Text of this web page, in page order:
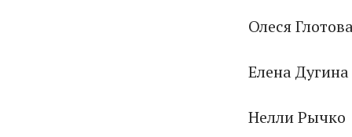
Олеся
Елена Дугина
Нелли Рычко